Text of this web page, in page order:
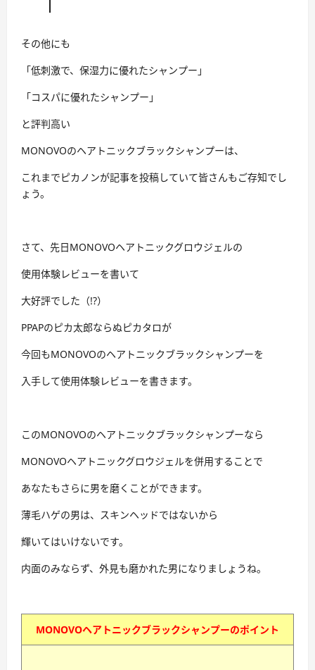
その他にも
「低刺激で、保湿力に優れたシャンプー」
「コスパに優れたシャンプー」
と評判高い
MONOVOのヘアトニックブラックシャンプーは、
これまでピカノンが記事を投稿していて皆さんもご存知でし
ょう。
さて、先日MONOVOヘアトニックグロウジェルの
使用体験レビューを書いて
大好評でした（!?）
PPAPのピカ太郎ならぬピカタロが
今回もMONOVOのヘアトニックブラックシャンプーを
入手して使用体験レビューを書きます。
このMONOVOのヘアトニックブラックシャンプーなら
MONOVOヘアトニックグロウジェルを併用することで
あなたもさらに男を磨くことができます。
薄毛ハゲの男は、スキンヘッドではないから
輝いてはいけないです。
内面のみならず、外見も磨かれた男になりましょうね。
MONOVOヘアトニックブラックシャンプーのポイント